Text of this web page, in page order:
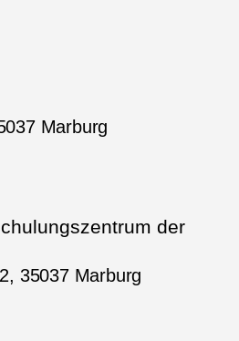
Marburg
der
35037 Marburg